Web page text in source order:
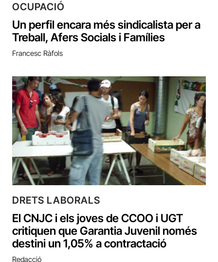
OCUPACIÓ
Un perfil encara més sindicalista per a
Treball, Afers Socials i Famílies
Francesc Ràfols
DRETS LABORALS
El CNJC i els joves de CCOO i UGT
critiquen que Garantia Juvenil només
destini un 1,05% a contractació
Redacció